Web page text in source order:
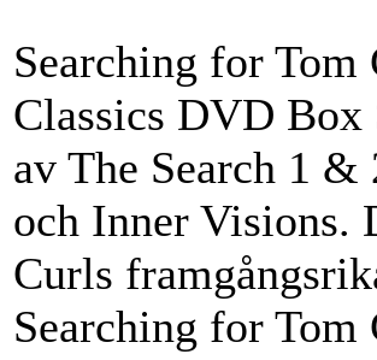
Searching for
Classics DVD Box
av The Search 1
och Inner Visions.
Curls
Searching for